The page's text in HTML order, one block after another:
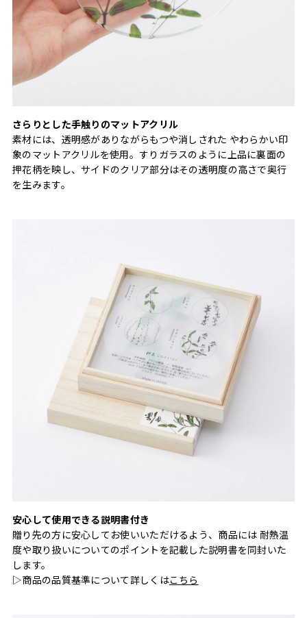
さらりとした手触りのマットアクリル
素材には、透明感がありながらもつや消しされた やわらかい印
象のマットアクリルを使用。すりガラスのように上品に裏面の
押花柄を映し、サイドのクリア部分はその透明度の高さで奥行
を生みます。
安心して使用できる説明書付き
贈り先の方に安心してお使いいただけるよう、商品には 耐熱温
度や取り扱いについてのポイントを記載した説明書を同封いた
します。
▷商品の品質基準について詳しくはこちら